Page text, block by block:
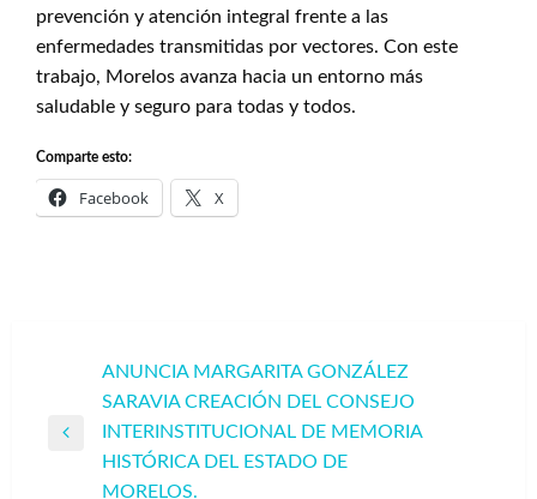
prevención y atención integral frente a las
enfermedades transmitidas por vectores. Con este
trabajo, Morelos avanza hacia un entorno más
saludable y seguro para todas y todos.
Comparte esto:
Facebook X
Navegación
entradas
ANUNCIA MARGARITA GONZÁLEZ
SARAVIA CREACIÓN DEL CONSEJO
INTERINSTITUCIONAL DE MEMORIA
HISTÓRICA DEL ESTADO DE
MORELOS.